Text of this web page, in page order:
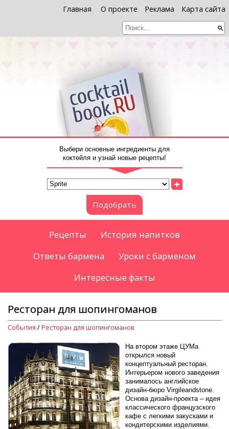
Главная О проекте Реклама Карта сайта
Выбери основные ингредиенты для
коктейля и узнай новые рецепты!
+
Подобрать
Рецепты
История напитков
Ответы бармена
Уроки с барменом
Интересные факты
Ресторан для шопингоманов
События /Ресторан для шопингоманов
На втором этаже ЦУМа
открылся новый
концептуальный ресторан.
Интерьером нового заведения
занималось английское
дизайн-бюро Virgileandstone.
Основа дизайн-проекта – идея
классического французского
кафе с легкими закусками и
кондитерскими изделиями.